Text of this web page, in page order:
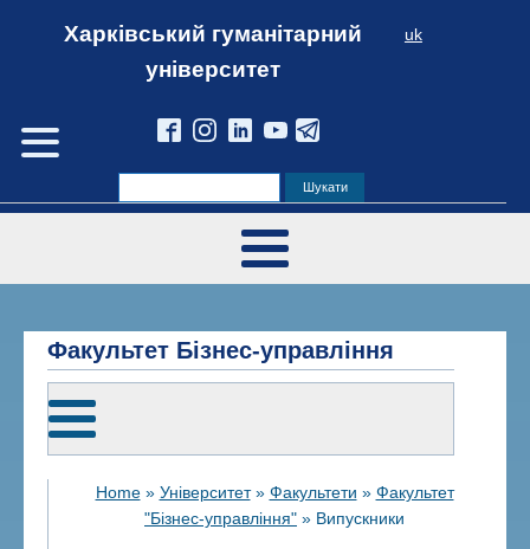
Харківський гуманітарний
університет
uk
Факультет Бізнес-управління
Home» Університет» Факультети » Факультет
"Бізнес-управління" » Випускники